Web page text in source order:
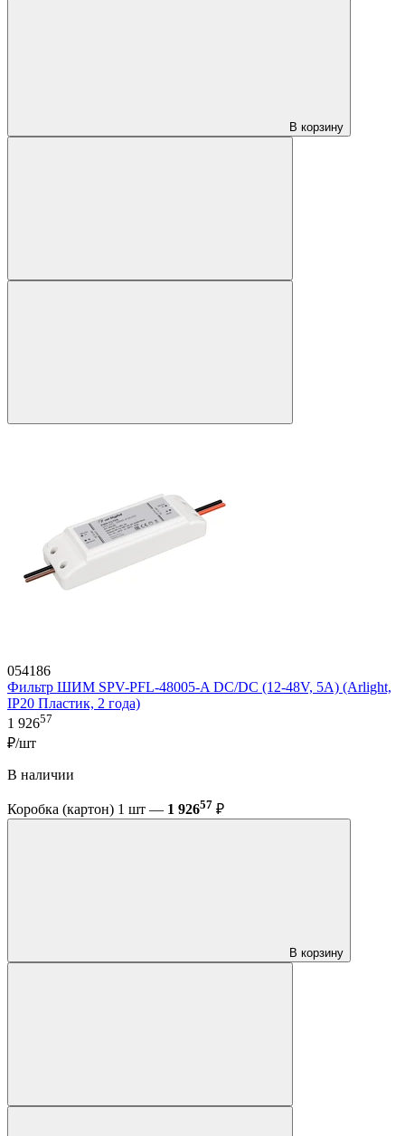
В корзину
054186
Фильтр ШИМ SPV-PFL-48005-A DC/DC (12-48V, 5A) (Arlight,
IP20 Пластик, 2 года)
1 92657
₽/шт
В наличии
Коробка (картон) 1 шт — 1 92657 ₽
В корзину